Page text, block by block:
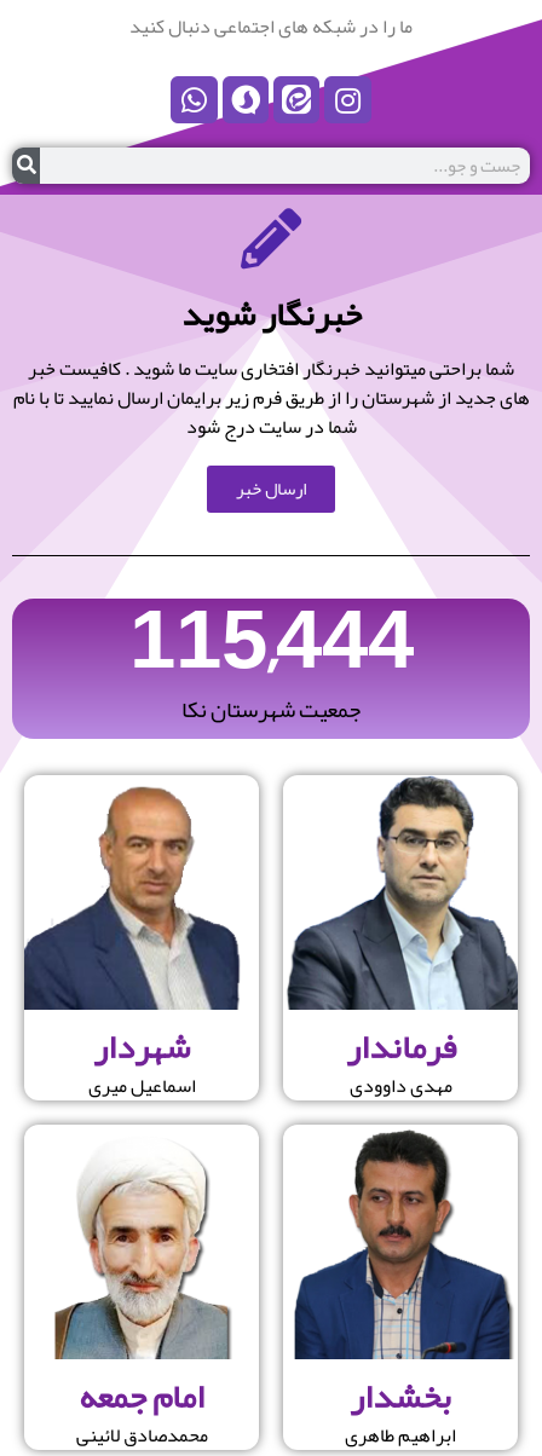
ما را در شبکه های اجتماعی دنبال کنید
خبرنگار شوید
شما براحتی میتوانید خبرنگار افتخاری سایت ما شوید . کافیست خبر
های جدید از شهرستان را از طریق فرم زیر برایمان ارسال نمایید تا با نام
شما در سایت درج شود
ارسال خبر
115,444
جمعیت شهرستان نکا
فرماندار
مهدی داوودی
بخشدار
ابراهیم طاهری
شهردار
اسماعیل میری
امام جمعه
محمدصادق لائینی